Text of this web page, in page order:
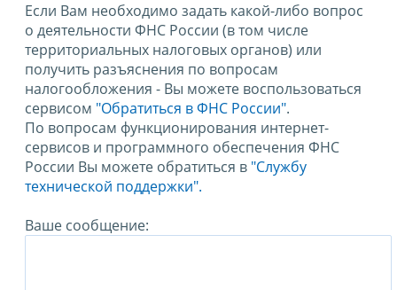
Если Вам необходимо задать какой-либо вопрос
о деятельности ФНС России (в том числе
территориальных налоговых органов) или
получить разъяснения по вопросам
налогообложения - Вы можете воспользоваться
сервисом "Обратиться в ФНС России".
По вопросам функционирования интернет-
сервисов и программного обеспечения ФНС
России Вы можете обратиться в "Службу
технической поддержки".
Ваше сообщение: